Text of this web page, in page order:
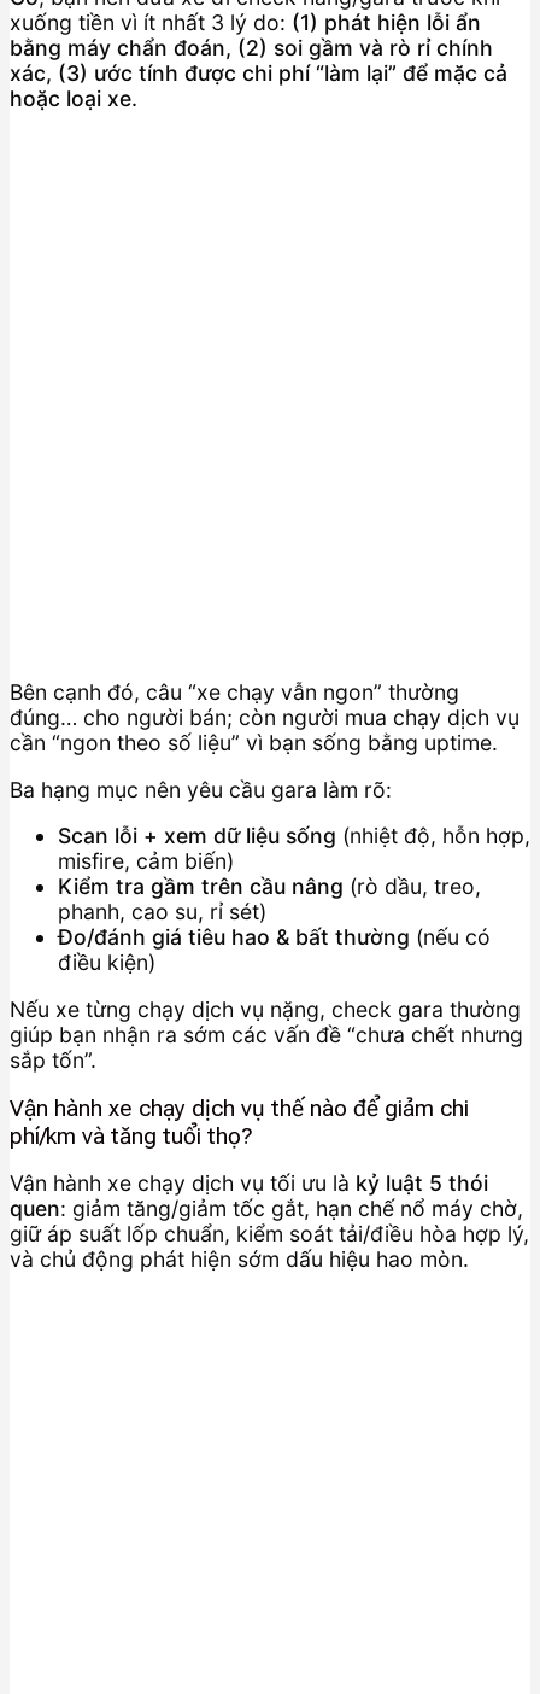
xuống tiền vì ít nhất 3 lý do: (1) phát hiện lỗi ẩn
bằng máy chẩn đoán, (2) soi gầm và rò rỉ chính
xác, (3) ước tính được chi phí “làm lại” để mặc cả
hoặc loại xe.
Bên cạnh đó, câu “xe chạy vẫn ngon” thường
đúng… cho người bán; còn người mua chạy dịch vụ
cần “ngon theo số liệu” vì bạn sống bằng uptime.
Ba hạng mục nên yêu cầu gara làm rõ:
Scan lỗi + xem dữ liệu sống (nhiệt độ, hỗn hợp,
misfire, cảm biến)
Kiểm tra gầm trên cầu nâng (rò dầu, treo,
phanh, cao su, rỉ sét)
Đo/đánh giá tiêu hao & bất thường (nếu có
điều kiện)
Nếu xe từng chạy dịch vụ nặng, check gara thường
giúp bạn nhận ra sớm các vấn đề “chưa chết nhưng
sắp tốn”.
Vận hành xe chạy dịch vụ thế nào để giảm chi
phí/km và tăng tuổi thọ?
Vận hành xe chạy dịch vụ tối ưu là kỷ luật 5 thói
quen: giảm tăng/giảm tốc gắt, hạn chế nổ máy chờ,
giữ áp suất lốp chuẩn, kiểm soát tải/điều hòa hợp lý,
và chủ động phát hiện sớm dấu hiệu hao mòn.